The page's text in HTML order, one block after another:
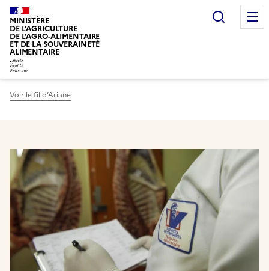
MINISTÈRE
DE L'AGRICULTURE
DE L'AGRO-ALIMENTAIRE
ET DE LA SOUVERAINETÉ
ALIMENTAIRE
Voir le fil d’Ariane